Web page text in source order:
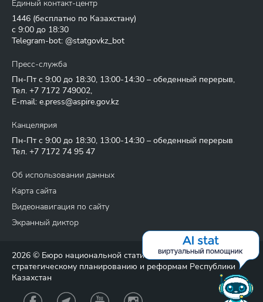
Единый контакт-центр
1446 (бесплатно по Казахстану)
с 9:00 до 18:30
Telegram-bot: @statgovkz_bot
Пресс-служба
Пн-Пт с 9:00 до 18:30, 13:00-14:30 – обеденный перерыв,
Тел. +7 7172 749002,
E-mail: e.press@aspire.gov.kz
Канцелярия
Пн-Пт с 9:00 до 18:30, 13:00-14:30 – обеденный перерыв
Тел. +7 7172 74 95 47
Об использовании данных
Карта сайта
Видеонавигация по сайту
Экранный диктор
2026 © Бюро национальной статистики Агентства по
стратегическому планированию и реформам Республики
Казахстан